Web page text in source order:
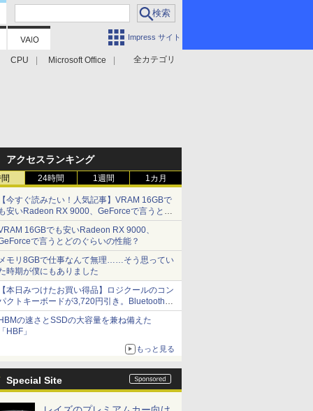
Impress サイト
全カテゴリ
CPU Microsoft Office
アクセスランキング
24時間 1週間 1カ月
今すぐ読みたい！人気記事】VRAM 16GBで
安いRadeon RX 9000、GeForceで言うとど
ぐらいの性能？ - PC Watch
16GBでも安いRadeon RX 9000、
で言うとどのぐらいの性能？
モリ8GBで仕事なんて無理……そう思ってい
時期が僕にもありました
本日みつけたお買い得品】ロジクールのコン
クトキーボードが3,720円引き。Bluetoothで3
接続対応
の速さとSSDの大容量を兼ね備えた
HBF」
もっと見る
Special Site